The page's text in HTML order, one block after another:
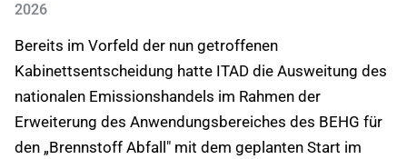
2026
Bereits im Vorfeld der nun getroffenen
Kabinettsentscheidung hatte ITAD die Ausweitung des
nationalen Emissionshandels im Rahmen der
Erweiterung des Anwendungsbereiches des BEHG für
den „Brennstoff Abfall" mit dem geplanten Start im